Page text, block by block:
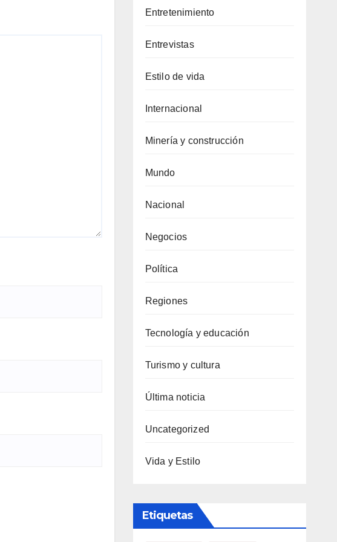
Entretenimiento
Entrevistas
Estilo de vida
Internacional
Minería y construcción
Mundo
Nacional
Negocios
Política
Regiones
Tecnología y educación
Turismo y cultura
Última noticia
Uncategorized
Vida y Estilo
Etiquetas